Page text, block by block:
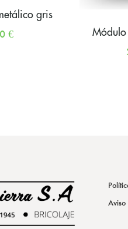
gris
€
Aviso